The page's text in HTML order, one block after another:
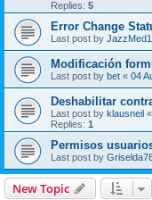
Replies: 5
Error Change
Last post by
Modificación
Last post by bet « 04
Deshabilitar
Last post by klausneil «
Replies: 1
Permisos
Last post by
New Topic